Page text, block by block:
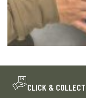
CLICK & COLLECT